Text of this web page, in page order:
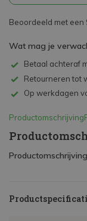
Beoordeeld met een
Wat mag je
Betaal achteraf
Retourneren tot
Op werkdagen
Productomschrijving
Productomschrijving